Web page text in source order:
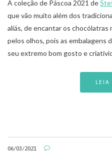
A coleção de Páscoa 2021 de
que vão muito além dos
aliás, de encantar os chocólatras
pelos olhos, pois as embalagens
seu extremo bom gosto e
LEIA
06/03/2021